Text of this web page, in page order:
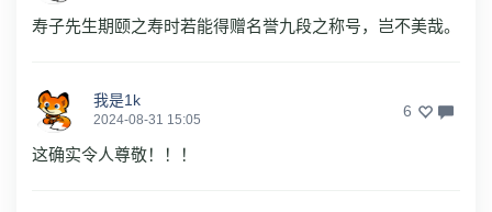
寿子先生期颐之寿时若能得赠名誉九段之称号，岂不美哉。
我是1k
2024-08-31 15:05 6
这确实令人尊敬！！！